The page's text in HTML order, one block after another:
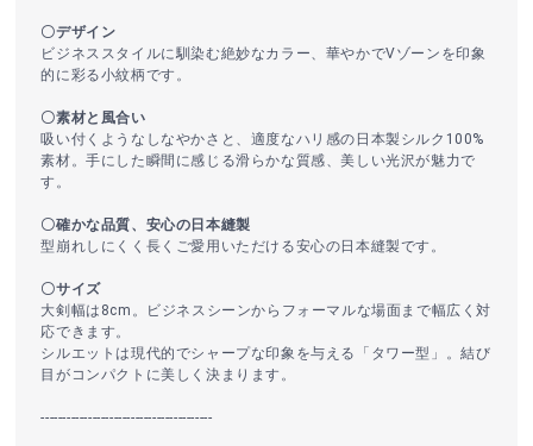
〇デザイン
ビジネススタイルに馴染む絶妙なカラー、華やかでVゾーンを印象
的に彩る小紋柄です。
〇素材と風合い
吸い付くようなしなやかさと、適度なハリ感の日本製シルク100%
素材。手にした瞬間に感じる滑らかな質感、美しい光沢が魅力で
す。
〇確かな品質、安心の日本縫製
型崩れしにくく長くご愛用いただける安心の日本縫製です。
〇サイズ
大剣幅は8cm。ビジネスシーンからフォーマルな場面まで幅広く対
応できます。
シルエットは現代的でシャープな印象を与える「タワー型」。結び
目がコンパクトに美しく決まります。
----------------------------------------